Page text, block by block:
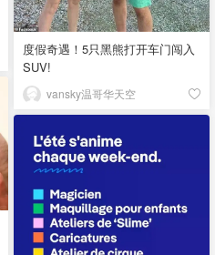
度假奇遇！5只黑熊打开车门闯入
SUV!
vansky温哥华天空